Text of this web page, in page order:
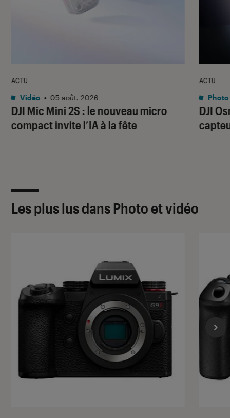
DJI Mic Mini 2S : le nouveau micro
compact invite l’IA à la fête
ACTU
Vidéo • 05 août. 2026
DJI
ACTU
Les plus lus dans Photo et vidéo